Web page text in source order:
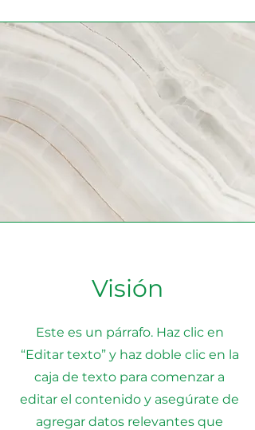
Visión
Este es un párrafo. Haz clic en
“Editar texto” y haz doble clic en la
caja de texto para comenzar a
editar el contenido y asegúrate de
agregar datos relevantes que